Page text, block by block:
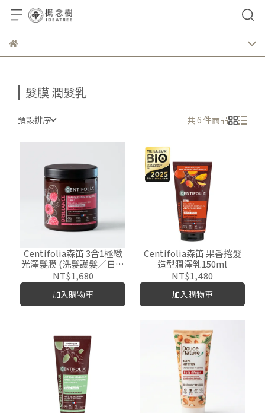
髮膜 潤髮乳
預設排序 共 6 件商品
Centifolia森笛 3合1極緻
光澤髮膜 (洗髮護髮／日常
護髮／晚安髮膜)250ml
NT$1,680
加入購物車
Centifolia森笛 果香捲髮
造型潤澤乳150ml
NT$1,480
加入購物車